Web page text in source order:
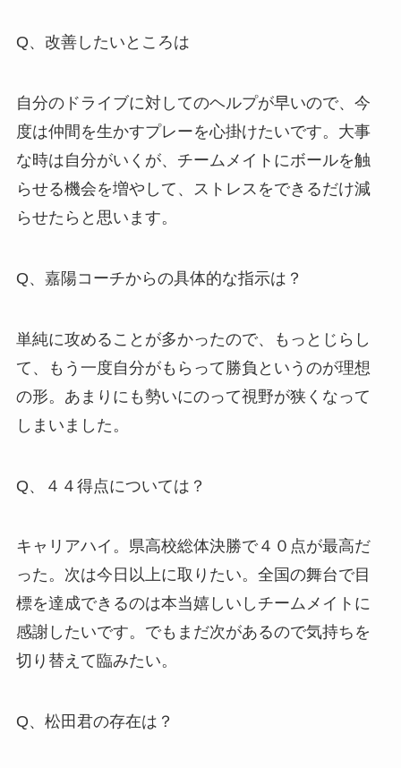
Q、改善したいところは
自分のドライブに対してのヘルプが早いので、今
度は仲間を生かすプレーを心掛けたいです。 大事
な時は自分がいくが、チームメイトにボールを触
らせる機会を増やして、ストレスをできるだけ減
らせたらと思います。
Q、嘉陽コーチからの具体的な指示は？
単純に攻めることが多かったので、もっとじらし
て、もう一度自分がもらって勝負というのが理想
の形。あまりにも勢いにのって視野が狭くなって
しまいました。
Q、４４得点については？
キャリアハイ。県高校総体決勝で４０点が最高だ
った。次は今日以上に取りたい。 全国の舞台で目
標を達成できるのは本当嬉しいしチームメイトに
感謝したいです。 でもまだ次があるので気持ちを
切り替えて臨みたい。
Q、松田君の存在は？